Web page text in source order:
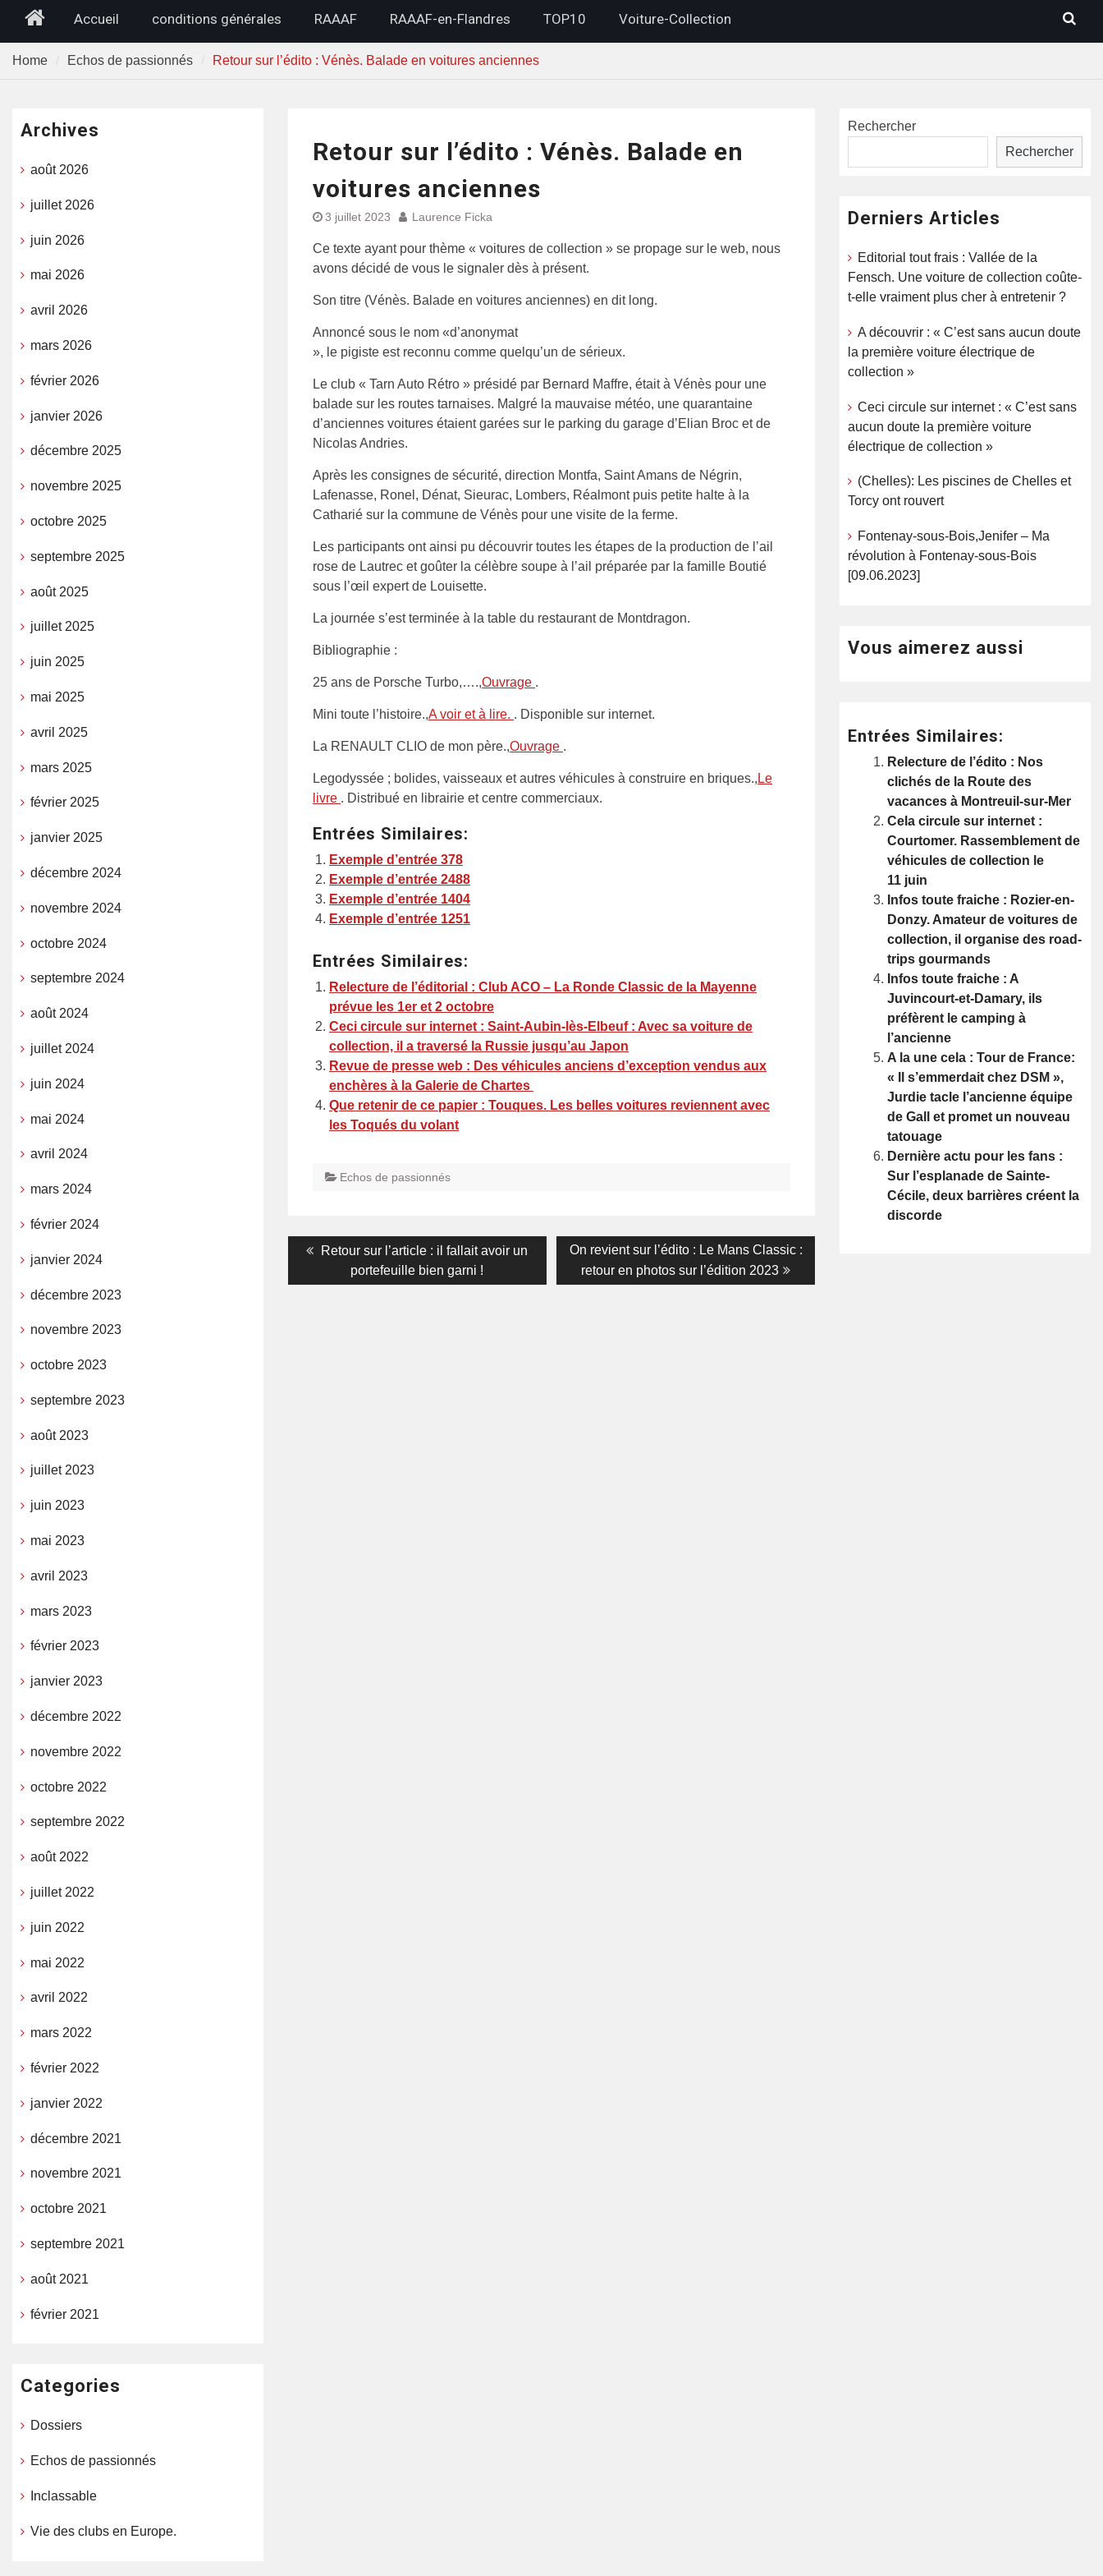
HomeAccueil conditions générales RAAAF RAAAF-en-Flandres TOP10 Voiture-Collection
Home Echos de passionnés Retour sur l’édito : Vénès. Balade en voitures anciennes
Retour sur l’édito : Vénès. Balade en
voitures anciennes
3 juillet 2023 Laurence Ficka
Ce texte ayant pour thème « voitures de collection » se propage sur le web, nous
avons décidé de vous le signaler dès à présent.
Son titre (Vénès. Balade en voitures anciennes) en dit long.
Annoncé sous le nom «d’anonymat
», le pigiste est reconnu comme quelqu’un de sérieux.
Le club « Tarn Auto Rétro » présidé par Bernard Maffre, était à Vénès pour une
balade sur les routes tarnaises. Malgré la mauvaise météo, une quarantaine
d’anciennes voitures étaient garées sur le parking du garage d’Elian Broc et de
Nicolas Andries.
Après les consignes de sécurité, direction Montfa, Saint Amans de Négrin,
Lafenasse, Ronel, Dénat, Sieurac, Lombers, Réalmont puis petite halte à la
Catharié sur la commune de Vénès pour une visite de la ferme.
Les participants ont ainsi pu découvrir toutes les étapes de la production de l’ail
rose de Lautrec et goûter la célèbre soupe à l’ail préparée par la famille Boutié
sous l’œil expert de Louisette.
La journée s’est terminée à la table du restaurant de Montdragon.
Bibliographie :
25 ans de Porsche Turbo,….,Ouvrage .
Mini toute l’histoire.,A voir et à lire. . Disponible sur internet.
La RENAULT CLIO de mon père.,Ouvrage .
Legodyssée ; bolides, vaisseaux et autres véhicules à construire en briques., Le
livre . Distribué en librairie et centre commerciaux.
Entrées Similaires:
Exemple d’entrée 378
Exemple d’entrée 2488
Exemple d’entrée 1404
Exemple d’entrée 1251
Entrées Similaires:
Relecture de l’éditorial : Club ACO – La Ronde Classic de la Mayenne
prévue les 1er et 2 octobre
Ceci circule sur internet : Saint-Aubin-lès-Elbeuf : Avec sa voiture de
collection, il a traversé la Russie jusqu’au Japon
Revue de presse web : Des véhicules anciens d’exception vendus aux
enchères à la Galerie de Chartes
Que retenir de ce papier : Touques. Les belles voitures reviennent avec
les Toqués du volant
Echos de passionnés
Navigation
Previous
Retour sur l’article : il fallait avoir un
portefeuille bien garni !
Next
post:
On revient sur l’édito : Le Mans Classic :
retour en photos sur l’édition 2023
Rechercher
Rechercher
Derniers Articles
Editorial tout frais : Vallée de la
Fensch. Une voiture de collection coûte-
t-elle vraiment plus cher à entretenir ?
A découvrir : « C’est sans aucun doute
la première voiture électrique de
collection »
Ceci circule sur internet : « C’est sans
aucun doute la première voiture
électrique de collection »
(Chelles): Les piscines de Chelles et
Torcy ont rouvert
Fontenay-sous-Bois,Jenifer – Ma
révolution à Fontenay-sous-Bois
[09.06.2023]
Vous aimerez aussi
Entrées Similaires:
Relecture de l’édito : Nos
clichés de la Route des
vacances à Montreuil-sur-Mer
Cela circule sur internet :
Courtomer. Rassemblement de
véhicules de collection le
11 juin
Infos toute fraiche : Rozier-en-
Donzy. Amateur de voitures de
collection, il organise des road-
trips gourmands
Infos toute fraiche : A
Juvincourt-et-Damary, ils
préfèrent le camping à
l’ancienne
A la une cela : Tour de France:
« Il s’emmerdait chez DSM »,
Jurdie tacle l’ancienne équipe
de Gall et promet un nouveau
tatouage
Dernière actu pour les fans :
Sur l’esplanade de Sainte-
Cécile, deux barrières créent la
discorde
Archives
août 2026
juillet 2026
juin 2026
mai 2026
avril 2026
mars 2026
février 2026
janvier 2026
décembre 2025
novembre 2025
octobre 2025
septembre 2025
août 2025
juillet 2025
juin 2025
mai 2025
avril 2025
mars 2025
février 2025
janvier 2025
décembre 2024
novembre 2024
octobre 2024
septembre 2024
août 2024
juillet 2024
juin 2024
mai 2024
avril 2024
mars 2024
février 2024
janvier 2024
décembre 2023
novembre 2023
octobre 2023
septembre 2023
août 2023
juillet 2023
juin 2023
mai 2023
avril 2023
mars 2023
février 2023
janvier 2023
décembre 2022
novembre 2022
octobre 2022
septembre 2022
août 2022
juillet 2022
juin 2022
mai 2022
avril 2022
mars 2022
février 2022
janvier 2022
décembre 2021
novembre 2021
octobre 2021
septembre 2021
août 2021
février 2021
Categories
Dossiers
Echos de passionnés
Inclassable
Vie des clubs en Europe.